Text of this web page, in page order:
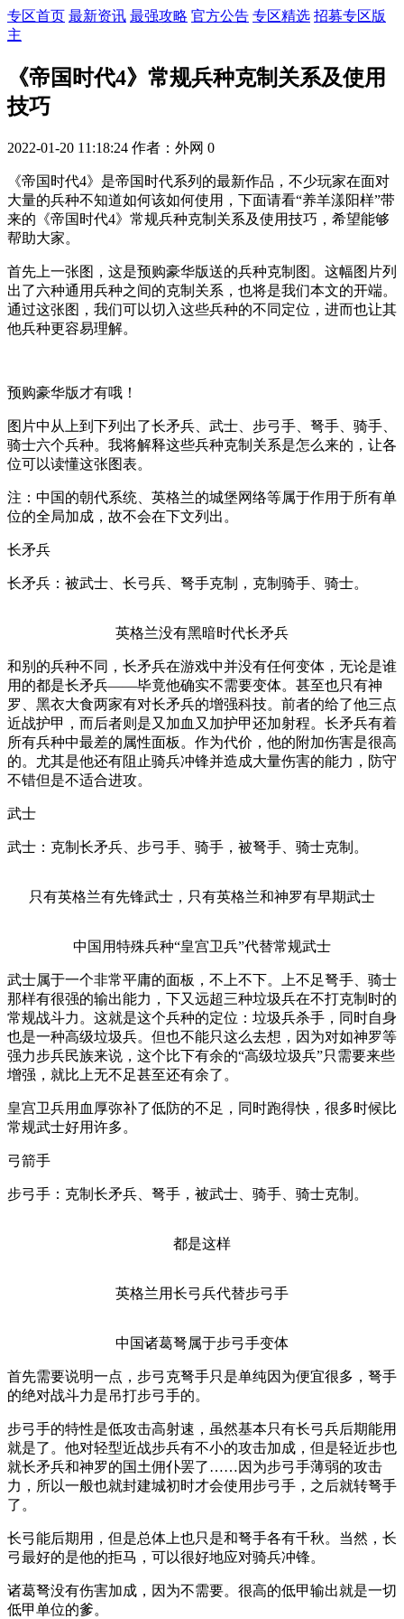
专区首页 最新资讯 最强攻略 官方公告 专区精选 招募专区版
主
《帝国时代4》常规兵种克制关系及使用
技巧
2022-01-20 11:18:24 作者：外网 0
《帝国时代4》是帝国时代系列的最新作品，不少玩家在面对
大量的兵种不知道如何该如何使用，下面请看“养羊漾阳样”带
来的《帝国时代4》常规兵种克制关系及使用技巧，希望能够
帮助大家。
首先上一张图，这是预购豪华版送的兵种克制图。这幅图片列
出了六种通用兵种之间的克制关系，也将是我们本文的开端。
通过这张图，我们可以切入这些兵种的不同定位，进而也让其
他兵种更容易理解。
预购豪华版才有哦！
图片中从上到下列出了长矛兵、武士、步弓手、弩手、骑手、
骑士六个兵种。我将解释这些兵种克制关系是怎么来的，让各
位可以读懂这张图表。
注：中国的朝代系统、英格兰的城堡网络等属于作用于所有单
位的全局加成，故不会在下文列出。
长矛兵
长矛兵：被武士、长弓兵、弩手克制，克制骑手、骑士。
英格兰没有黑暗时代长矛兵
和别的兵种不同，长矛兵在游戏中并没有任何变体，无论是谁
用的都是长矛兵——毕竟他确实不需要变体。甚至也只有神
罗、黑衣大食两家有对长矛兵的增强科技。前者的给了他三点
近战护甲，而后者则是又加血又加护甲还加射程。长矛兵有着
所有兵种中最差的属性面板。作为代价，他的附加伤害是很高
的。尤其是他还有阻止骑兵冲锋并造成大量伤害的能力，防守
不错但是不适合进攻。
武士
武士：克制长矛兵、步弓手、骑手，被弩手、骑士克制。
只有英格兰有先锋武士，只有英格兰和神罗有早期武士
中国用特殊兵种“皇宫卫兵”代替常规武士
武士属于一个非常平庸的面板，不上不下。上不足弩手、骑士
那样有很强的输出能力，下又远超三种垃圾兵在不打克制时的
常规战斗力。这就是这个兵种的定位：垃圾兵杀手，同时自身
也是一种高级垃圾兵。但也不能只这么去想，因为对如神罗等
强力步兵民族来说，这个比下有余的“高级垃圾兵”只需要来些
增强，就比上无不足甚至还有余了。
皇宫卫兵用血厚弥补了低防的不足，同时跑得快，很多时候比
常规武士好用许多。
弓箭手
步弓手：克制长矛兵、弩手，被武士、骑手、骑士克制。
都是这样
英格兰用长弓兵代替步弓手
中国诸葛弩属于步弓手变体
首先需要说明一点，步弓克弩手只是单纯因为便宜很多，弩手
的绝对战斗力是吊打步弓手的。
步弓手的特性是低攻击高射速，虽然基本只有长弓兵后期能用
就是了。他对轻型近战步兵有不小的攻击加成，但是轻近步也
就长矛兵和神罗的国土佣仆罢了……因为步弓手薄弱的攻击
力，所以一般也就封建城初时才会使用步弓手，之后就转弩手
了。
长弓能后期用，但是总体上也只是和弩手各有千秋。当然，长
弓最好的是他的拒马，可以很好地应对骑兵冲锋。
诸葛弩没有伤害加成，因为不需要。很高的低甲输出就是一切
低甲单位的爹。